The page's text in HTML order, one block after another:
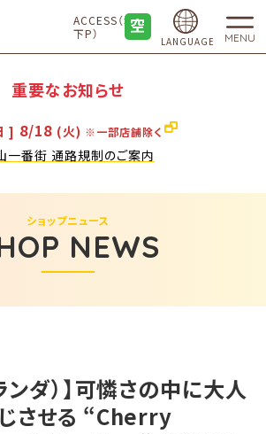
ACCESS（地
下P）
LANGUAGE MENU
重要なお知らせ
] 8/18 (火) ※一部店舗除く
一番街 通路規制のご案内
NEWS
ショップニュース
ンダ）】可憐さの中に大人
させる “Cherry